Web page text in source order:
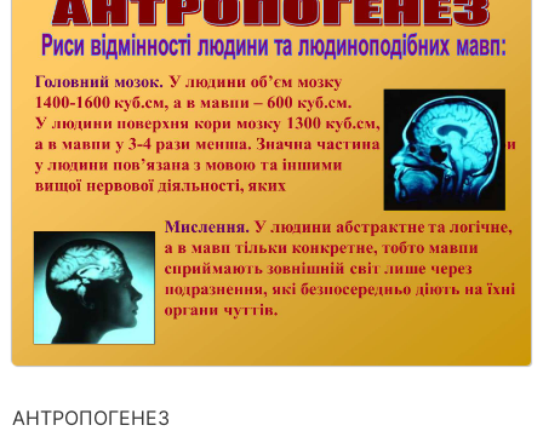
АНТРОПОГЕНЕЗ